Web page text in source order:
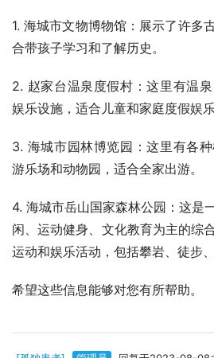
1. 海城市文物博物馆：展示了许多
合带孩子学习和了解历史。
2. 赵家台温泉度假村：这里有温
娱乐设施，适合儿童和家庭度假娱乐
3. 海城市园林博览园：这里有各
游乐场和动物园，适合全家出游。
4. 海城市岳山国家森林公园：这是
闲、运动健身、文化教育为主的综
运动和娱乐活动，包括攀岩、徒步
希望这些信息能够对您有所帮助。